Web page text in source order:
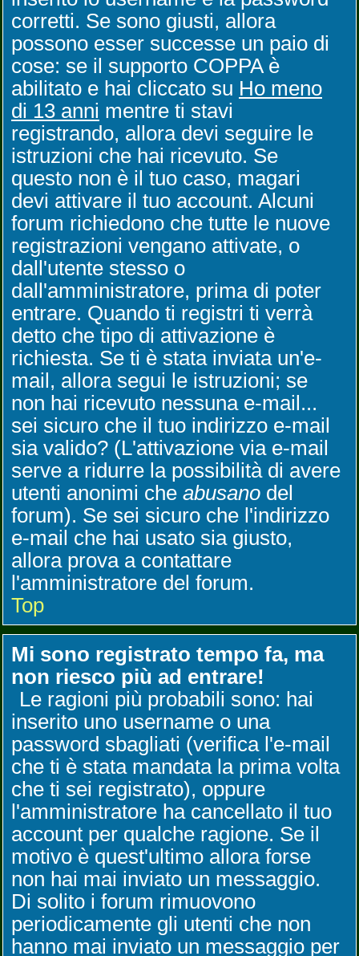
corretti. Se sono giusti, allora
possono esser successe un paio di
cose: se il supporto COPPA è
abilitato e hai cliccato su Ho meno
di 13 anni mentre ti stavi
registrando, allora devi seguire le
istruzioni che hai ricevuto. Se
questo non è il tuo caso, magari
devi attivare il tuo account. Alcuni
forum richiedono che tutte le nuove
registrazioni vengano attivate, o
dall'utente stesso o
dall'amministratore, prima di poter
entrare. Quando ti registri ti verrà
detto che tipo di attivazione è
richiesta. Se ti è stata inviata un'e-
mail, allora segui le istruzioni; se
non hai ricevuto nessuna e-mail...
sei sicuro che il tuo indirizzo e-mail
sia valido? (L'attivazione via e-mail
serve a ridurre la possibilità di avere
utenti anonimi che abusano del
forum). Se sei sicuro che l'indirizzo
e-mail che hai usato sia giusto,
allora prova a contattare
l'amministratore del forum.
Top
Mi sono registrato tempo fa, ma
non riesco più ad entrare!
Le ragioni più probabili sono: hai
inserito uno username o una
password sbagliati (verifica l'e-mail
che ti è stata mandata la prima volta
che ti sei registrato), oppure
l'amministratore ha cancellato il tuo
account per qualche ragione. Se il
motivo è quest'ultimo allora forse
non hai mai inviato un messaggio.
Di solito i forum rimuovono
periodicamente gli utenti che non
hanno mai inviato un messaggio per